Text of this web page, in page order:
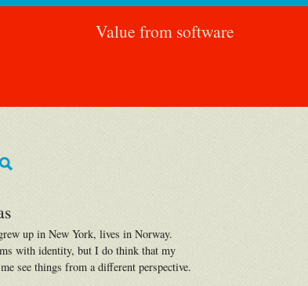
Value from software
up in New York, lives in Norway.
with identity, but I do think that my
see things from a different perspective.